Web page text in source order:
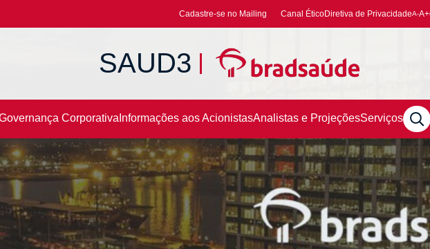
Cadastre-se no Mailing Canal ÉticoDiretiva de PrivacidadeA-A+
SAUD3
CorporativaInformações aos AcionistasAnalistas e ProjeçõesServiços